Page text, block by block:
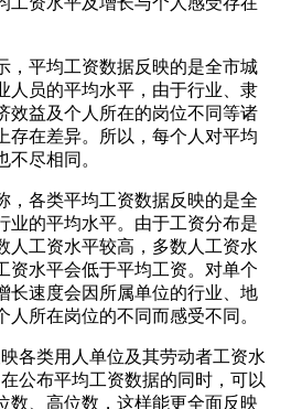
平均工资数据反映的是全市城
人员的平均水平，由于行业、隶
效益及个人所在的岗位不同等诸
存在差异。所以，每个人对平均
不尽相同。
各类平均工资数据反映的是全
业的平均水平。由于工资分布是
人工资水平较高，多数人工资水
资水平会低于平均工资。对单个
长速度会因所属单位的行业、地
人所在岗位的不同而感受不同。
类用人单位及其劳动者工资水
公布平均工资数据的同时，可以
数、高位数，这样能更全面反映